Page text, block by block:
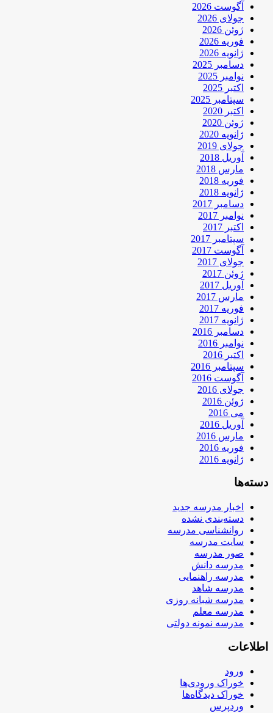
آگوست 2026
جولای 2026
ژوئن 2026
فوریه 2026
ژانویه 2026
دسامبر 2025
نوامبر 2025
اکتبر 2025
سپتامبر 2025
اکتبر 2020
ژوئن 2020
ژانویه 2020
جولای 2019
آوریل 2018
مارس 2018
فوریه 2018
ژانویه 2018
دسامبر 2017
نوامبر 2017
اکتبر 2017
سپتامبر 2017
آگوست 2017
جولای 2017
ژوئن 2017
آوریل 2017
مارس 2017
فوریه 2017
ژانویه 2017
دسامبر 2016
نوامبر 2016
اکتبر 2016
سپتامبر 2016
آگوست 2016
جولای 2016
ژوئن 2016
می 2016
آوریل 2016
مارس 2016
فوریه 2016
ژانویه 2016
دسته‌ها
اخبار مدرسه جدید
دسته‌بندی نشده
روانشناسی مدرسه
سایت مدرسه
صور مدرسه
مدرسه دانش
مدرسه راهنمایی
مدرسه شاهد
مدرسه شبانه روزی
مدرسه معلم
مدرسه نمونه دولتی
اطلاعات
ورود
خوراک ورودی‌ها
خوراک دیدگاه‌ها
وردپرس